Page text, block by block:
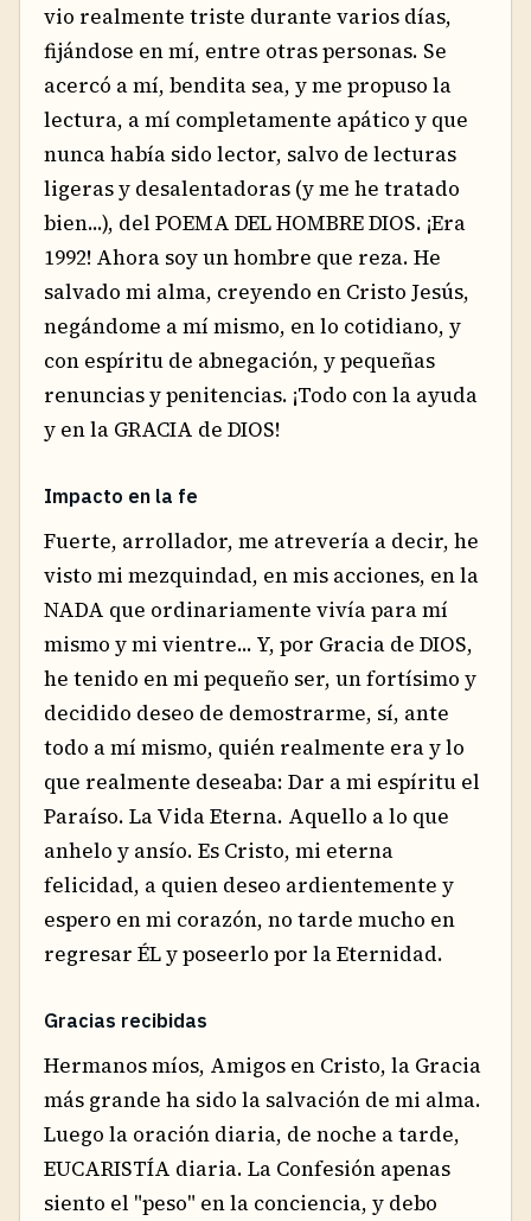
vio realmente triste durante varios días,
fijándose en mí, entre otras personas. Se
acercó a mí, bendita sea, y me propuso la
lectura, a mí completamente apático y que
nunca había sido lector, salvo de lecturas
ligeras y desalentadoras (y me he tratado
bien...), del POEMA DEL HOMBRE DIOS. ¡Era
1992! Ahora soy un hombre que reza. He
salvado mi alma, creyendo en Cristo Jesús,
negándome a mí mismo, en lo cotidiano, y
con espíritu de abnegación, y pequeñas
renuncias y penitencias. ¡Todo con la ayuda
y en la GRACIA de DIOS!
Impacto en la fe
Fuerte, arrollador, me atrevería a decir, he
visto mi mezquindad, en mis acciones, en la
NADA que ordinariamente vivía para mí
mismo y mi vientre... Y, por Gracia de DIOS,
he tenido en mi pequeño ser, un fortísimo y
decidido deseo de demostrarme, sí, ante
todo a mí mismo, quién realmente era y lo
que realmente deseaba: Dar a mi espíritu el
Paraíso. La Vida Eterna. Aquello a lo que
anhelo y ansío. Es Cristo, mi eterna
felicidad, a quien deseo ardientemente y
espero en mi corazón, no tarde mucho en
regresar ÉL y poseerlo por la Eternidad.
Gracias recibidas
Hermanos míos, Amigos en Cristo, la Gracia
más grande ha sido la salvación de mi alma.
Luego la oración diaria, de noche a tarde,
EUCARISTÍA diaria. La Confesión apenas
siento el "peso" en la conciencia, y debo